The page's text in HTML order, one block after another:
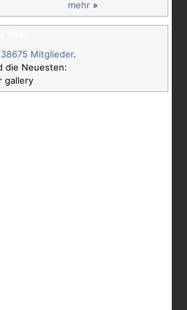
mehr »
Mitglieder.
die Neuesten: